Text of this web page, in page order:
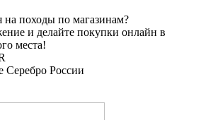
на походы по магазинам?
и делайте покупки онлайн в
места!
Серебро России